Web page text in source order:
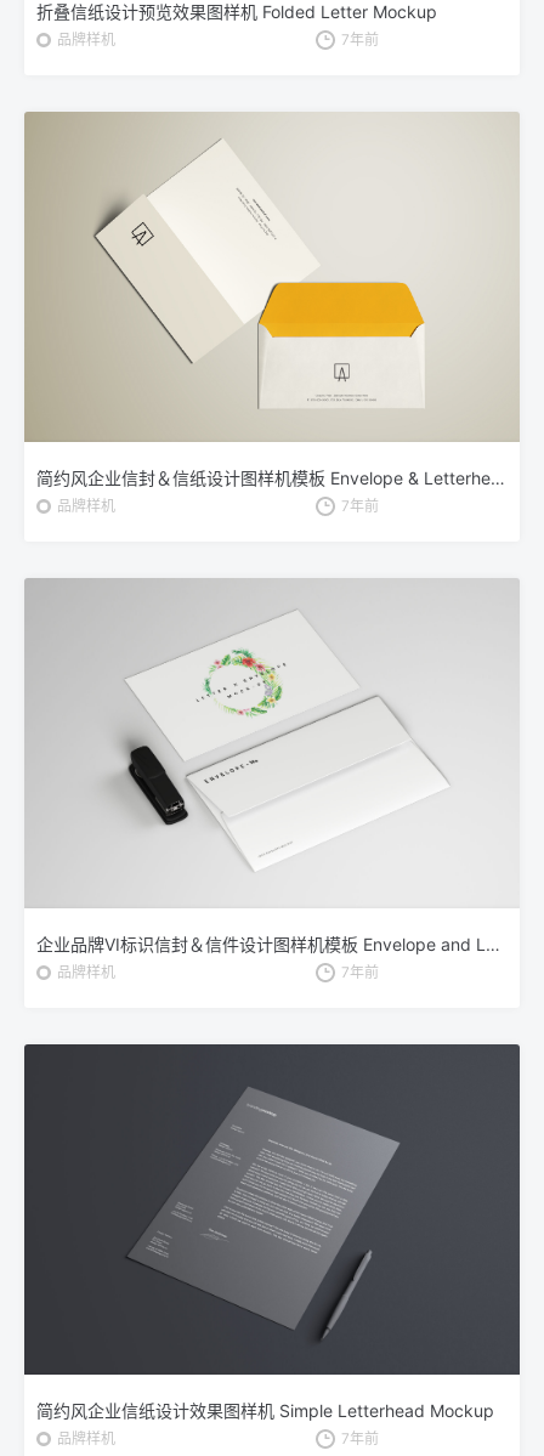
折叠信纸设计预览效果图样机 Folded Letter Mockup
品牌样机 7年前
简约风企业信封＆信纸设计图样机模板 Envelope & Letterhead Mockup
品牌样机 7年前
企业品牌VI标识信封＆信件设计图样机模板 Envelope and Letter Mockup
品牌样机 7年前
简约风企业信纸设计效果图样机 Simple Letterhead Mockup
品牌样机 7年前